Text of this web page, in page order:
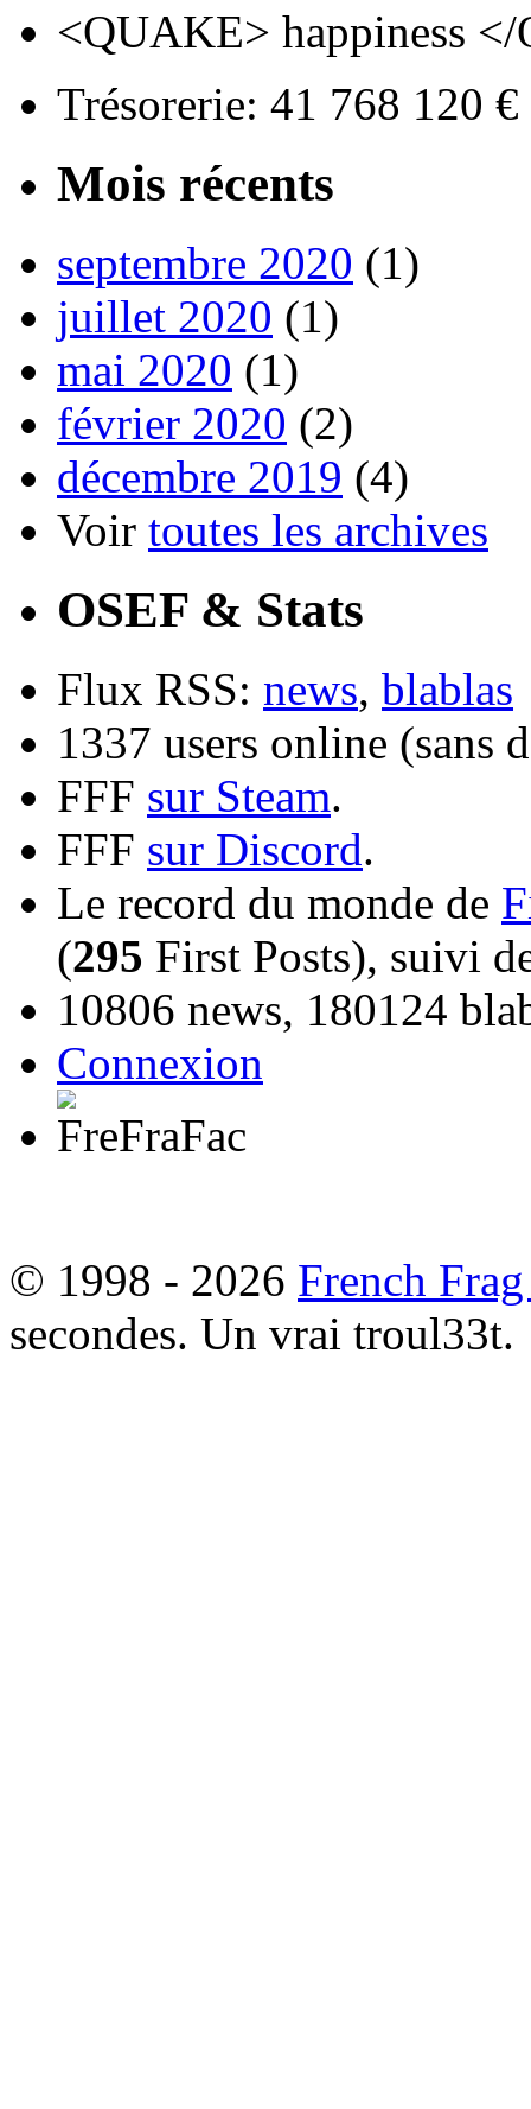
<QUAKE> happiness
Trésorerie: 41 768 120
Mois récents
septembre 2020 (1)
juillet 2020 (1)
mai 2020 (1)
février 2020 (2)
décembre 2019 (4)
Voir toutes les archives
OSEF & Stats
Flux RSS: news, blablas
1337 users online (sans
FFF sur Steam.
FFF sur Discord.
Le record du monde de
(295 First Posts), suivi
10806 news, 180124
Connexion
© 1998 - 2026 French
secondes. Un vrai troul33t.